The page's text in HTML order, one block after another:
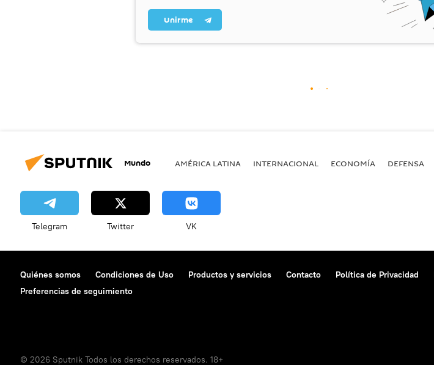
Unirme
Mundo AMÉRICA LATINA INTERNACIONAL ECONOMÍA DEFENSA
Telegram Twitter VK
Quiénes somos Condiciones de Uso Productos y servicios Contacto Política de Privacidad
Preferencias de seguimiento
© 2026 Sputnik Todos los derechos reservados. 18+